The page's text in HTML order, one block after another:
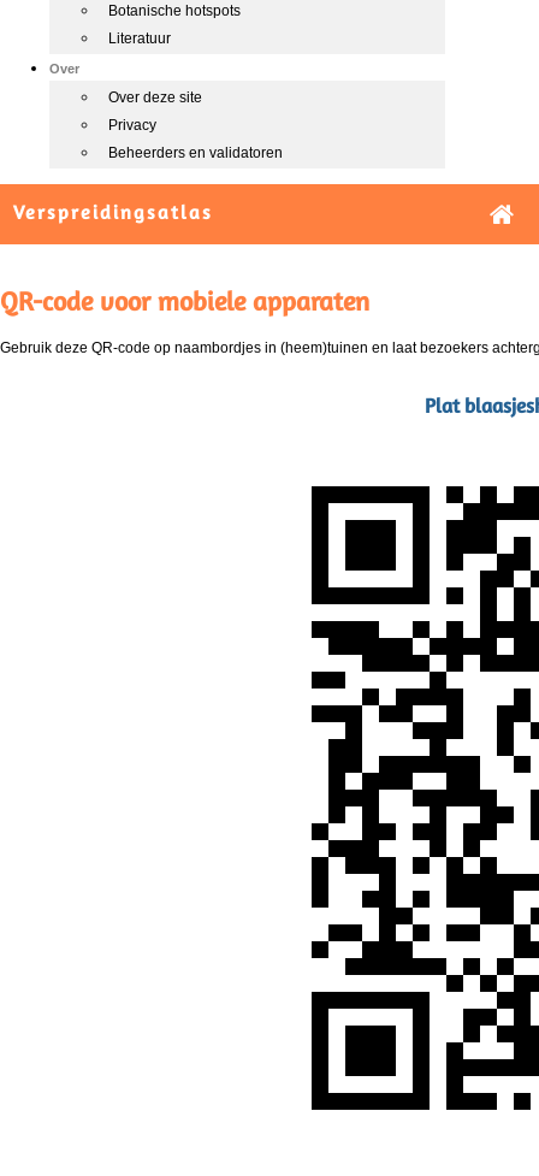
Botanische hotspots
Literatuur
Over
Over deze site
Privacy
Beheerders en validatoren
Verspreidingsatlas
QR-code voor mobiele apparaten
Gebruik deze QR-code op naambordjes in (heem)tuinen en laat bezoekers
Plat